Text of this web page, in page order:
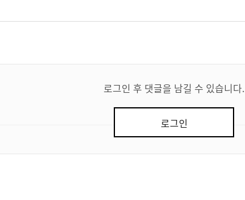
로그인 후 댓글을 남길 수 있습니다.
로그인